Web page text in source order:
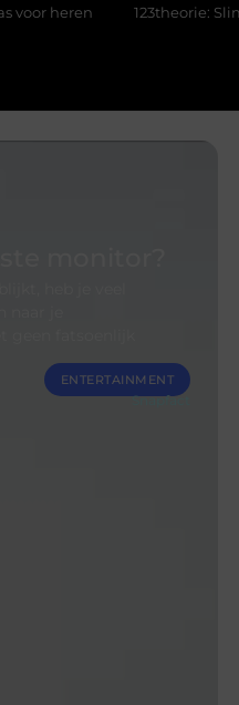
123theorie: Slim je theorie
ENTERTAINMENT
Snapfact